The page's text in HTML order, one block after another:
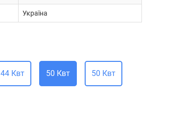
Україна
44 Квт 50 Квт 50 Квт